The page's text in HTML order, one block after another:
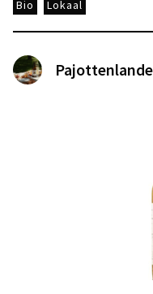
Bio Lokaal